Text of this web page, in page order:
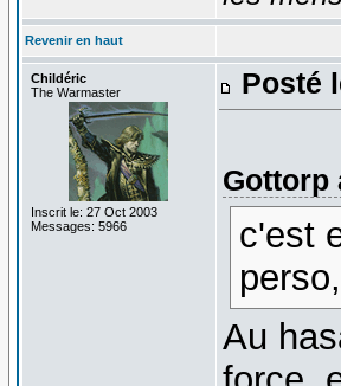
Revenir en haut
Childéric
The Warmaster
Inscrit le: 27 Oct 2003
Messages: 5966
Posté
Gottorp
c'est
Au